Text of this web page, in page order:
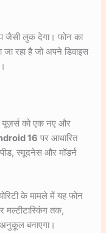
जैसी लुक देगा। फोन का
रहा है जो अपने डिवाइस
यूज़र्स को एक नए और
16 पर आधारित
स्मूदनेस और मॉडर्न
के मामले में यह फोन
मल्टीटास्किंग तक,
अनुकूल बनाएगा।